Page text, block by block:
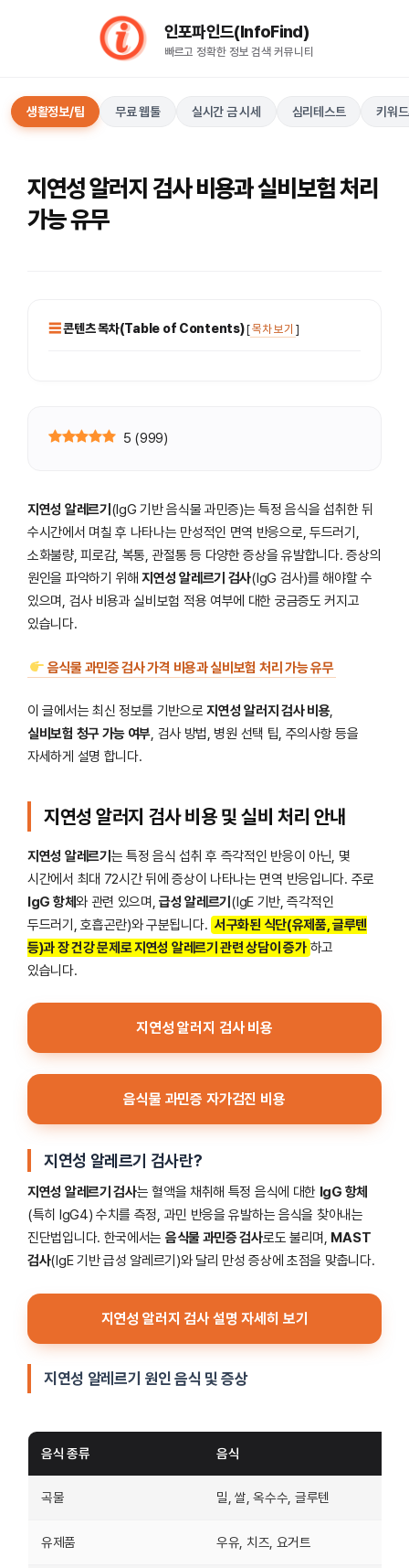
인포파인드(InfoFind)​​​​
빠르고 정확한 정보 검색 커뮤니티
생활정보/팁 무료 웹툴 실시간 금 시세 심리테스트 키워
지연성 알러지 검사 비용과 실비보험 처리
가능 유무
콘텐츠 목차(Table of Contents)[목차 보기 ]
5 (999)
지연성 알레르기 (IgG 기반 음식물 과민증)는 특정 음식을 섭취한 뒤
수시간에서 며칠 후 나타나는 만성적인 면역 반응으로, 두드러기,
소화불량, 피로감, 복통, 관절통 등 다양한 증상을 유발합니다. 증상의
원인을 파악하기 위해지연성 알레르기 검사(IgG 검사)를 해야할 수
있으며, 검사 비용과 실비보험 적용 여부에 대한 궁금증도 커지고
있습니다.
음식물 과민증 검사 가격 비용과 실비보험 처리 가능 유무
이 글에서는 최신 정보를 기반으로지연성 알러지 검사 비용,
실비보험 청구 가능 여부, 검사 방법, 병원 선택 팁, 주의사항 등을
자세하게 설명 합니다.
지연성 알러지 검사 비용 및 실비 처리 안내
지연성 알레르기 는 특정 음식 섭취 후 즉각적인 반응이 아닌, 몇
시간에서 최대 72시간 뒤에 증상이 나타나는 면역 반응입니다. 주로
IgG 항체와 관련 있으며,급성 알레르기 (IgE 기반, 즉각적인
두드러기, 호흡곤란)와 구분됩니다. 서구화된 식단(유제품, 글루텐
등)과 장 건강 문제로 지연성 알레르기 관련 상담이 증가 하고
있습니다.
지연성 알러지 검사 비용
음식물 과민증 자가검진 비용
지연성 알레르기 검사란?
지연성 알레르기 검사는 혈액을 채취해 특정 음식에 대한 IgG 항체
(특히 IgG4) 수치를 측정, 과민 반응을 유발하는 음식을 찾아내는
진단법입니다. 한국에서는 음식물 과민증 검사로도 불리며, MAST
검사(IgE 기반 급성 알레르기)와 달리 만성 증상에 초점을 맞춥니다.
지연성 알러지 검사 설명 자세히 보기
지연성 알레르기 원인 음식 및 증상
음식 종류 음식
곡물 밀, 쌀, 옥수수, 글루텐
유제품 우유, 치즈, 요거트